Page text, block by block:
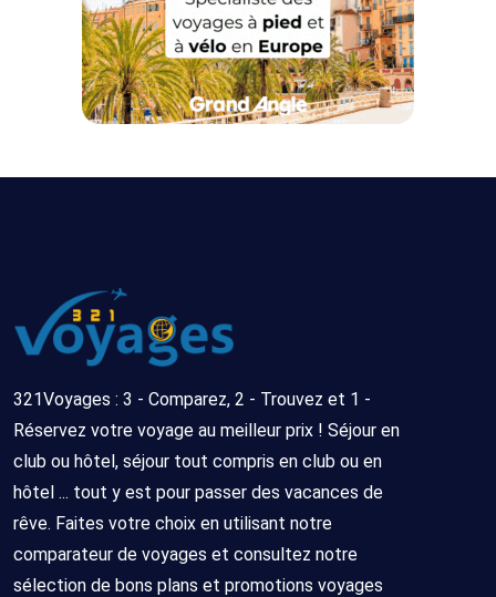
321Voyages : 3 - Comparez, 2 - Trouvez et 1 -
Réservez votre voyage au meilleur prix ! Séjour en
club ou hôtel, séjour tout compris en club ou en
hôtel ... tout y est pour passer des vacances de
rêve. Faites votre choix en utilisant notre
comparateur de voyages et consultez notre
sélection de bons plans et promotions voyages